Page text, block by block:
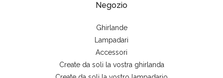
Negozio
Ghirlande
Lampadari
Accessori
Create da soli la vostra ghirlanda